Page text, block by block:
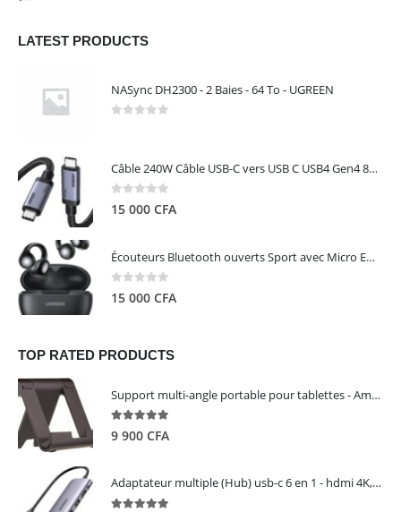
LATEST PRODUCTS
NASync DH2300 - 2 Baies - 64 To - UGREEN
Câble 240W Câble USB-C vers USB C USB4 Gen4 80Gbps pour Thunderbolt 5/4/3, Premium 18K double écran triple 4K PD3.1 - UGREEN
0 out of 5
15 000 CFA
Écouteurs Bluetooth ouverts Sport avec Micro ENC IPX5 – HiTune S3 UGREEN 45785
0 out of 5
15 000 CFA
TOP RATED PRODUCTS
Support multi-angle portable pour tablettes - Amazon Basics
5.00out of 5
9 900 CFA
Adaptateur multiple (Hub) usb-c 6 en 1 - hdmi 4K, 3 ports USB 3.0 et lecteur de carte sd tf - UGREEN